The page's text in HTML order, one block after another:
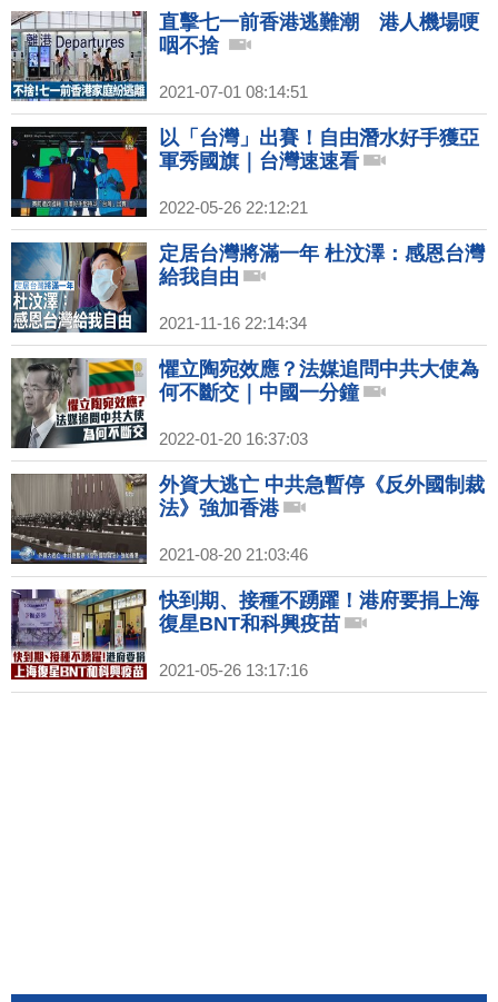
直擊七一前香港逃難潮 港人機場哽
咽不捨
2021-07-01 08:14:51
以「台灣」出賽！自由潛水好手獲亞
軍秀國旗｜台灣速速看
2022-05-26 22:12:21
定居台灣將滿一年 杜汶澤：感恩台灣
給我自由
2021-11-16 22:14:34
懼立陶宛效應？法媒追問中共大使為
何不斷交｜中國一分鐘
2022-01-20 16:37:03
外資大逃亡 中共急暫停《反外國制裁
法》強加香港
2021-08-20 21:03:46
快到期、接種不踴躍！港府要捐上海
復星BNT和科興疫苗
2021-05-26 13:17:16